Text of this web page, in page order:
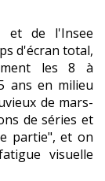
et de l'Insee
d'écran total,
les 8 à
ans en milieu
de mars-
de séries et
partie", et on
visuelle